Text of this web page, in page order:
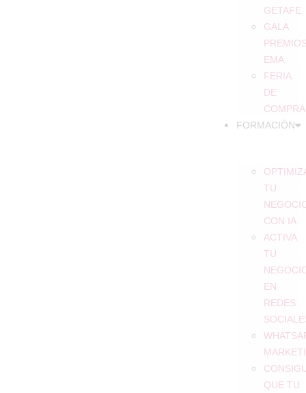
GETAFE
GALA
EMA
FERIA
DE
FORMACIÓN
TU
CON IA
ACTIVA
TU
EN
REDES
QUE TU